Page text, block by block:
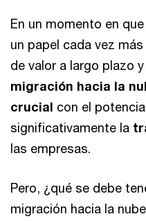
En un momento en
un papel cada vez
de valor a largo plazo
migración hacia la
crucial con el
significativamente la
las empresas.
Pero, ¿qué se debe
migración hacia la